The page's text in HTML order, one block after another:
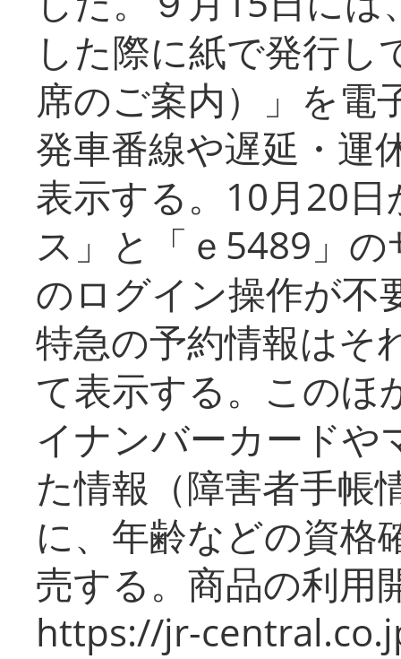
した際に紙で発行し
席のご案内）」を電
発車番線や遅延・運
表示する。10月20
ス」と「ｅ5489」
のログイン操作が不
特急の予約情報はそ
て表示する。このほ
イナンバーカードや
た情報（障害者手帳
に、年齢などの資格
売する。商品の利用
https://jr-